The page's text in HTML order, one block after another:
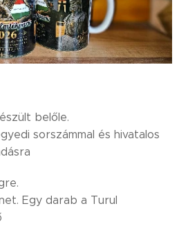
belőle.
sorszámmal és hivatalos
Egy darab a Turul